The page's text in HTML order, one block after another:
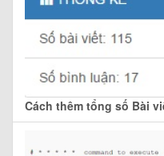
Cách thêm tổng số Bài